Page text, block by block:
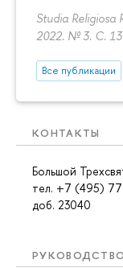
Studia Religiosa
2022. № 3. С.
Все публикации
КОНТАКТЫ
Большой
тел. +7 (495)
доб. 23040
РУКОВОДСТВО